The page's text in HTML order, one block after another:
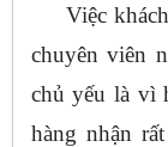
Việc khách
chuyên viên
chủ yếu là vì
hàng nhận